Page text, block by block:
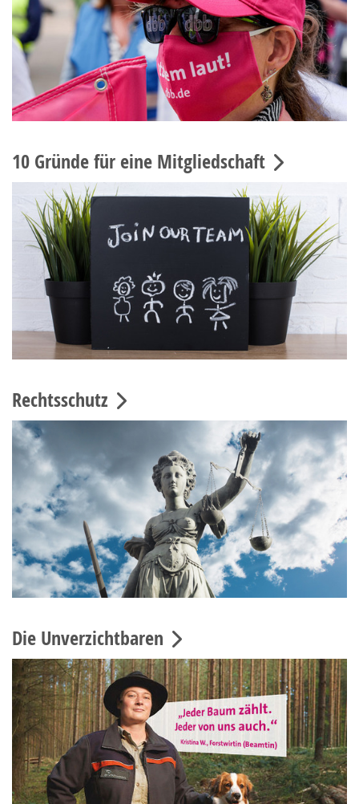
10 Gründe für eine Mitgliedschaft
Rechtsschutz
Die Unverzichtbaren